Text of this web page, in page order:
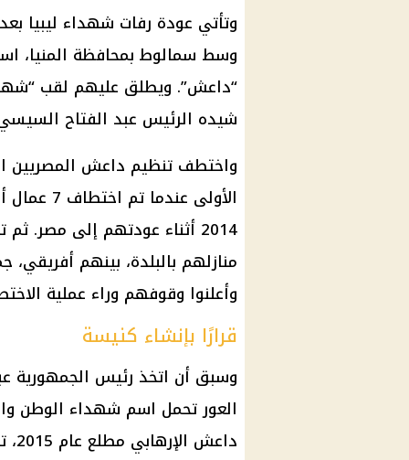
وسط سمالوط بمحافظة المنيا،
“داعش”. ويطلق عليهم لقب
شيده الرئيس عبد الفتاح
واختطف تنظيم داعش المصريين
الأولى
منازلهم بالبلدة، بينهم
وأعلنوا وقوفهم وراء عملية
قرارًا بإنشاء كنيسة
وسبق أن اتخذ رئيس الجمهورية
العور تحمل اسم شهداء الوطن
داعش الإرهابي مطلع عام 2015، تكريماً لهم وتخليد ذكراهم.